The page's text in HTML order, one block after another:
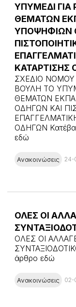
ΥΠΥΜΕΔΙ ΓΙΑ
ΘΕΜΑΤΩΝ
ΥΠΟΨΗΦΙΩΝ
ΚΑΤΑΡΤΙΣΗΣ
ΣΧΕΔΙΟ
ΒΟΥΛΗ ΤΟ
ΘΕΜΑΤΩΝ
ΟΔΗΓΩΝ ΚΑΙ
ΟΔΗΓΩΝ
εδώ
Ανακοινώσεις 24-
ΟΛΕΣ ΟΙ
ΟΛΕΣ ΟΙ
άρθρο εδώ
Ανακοινώσεις 02-